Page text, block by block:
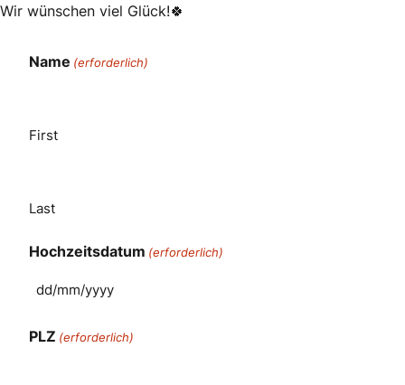
Wir wünschen viel Glück!🍀
Name (erforderlich)
First
Last
Hochzeitsdatum (erforderlich)
PLZ (erforderlich)